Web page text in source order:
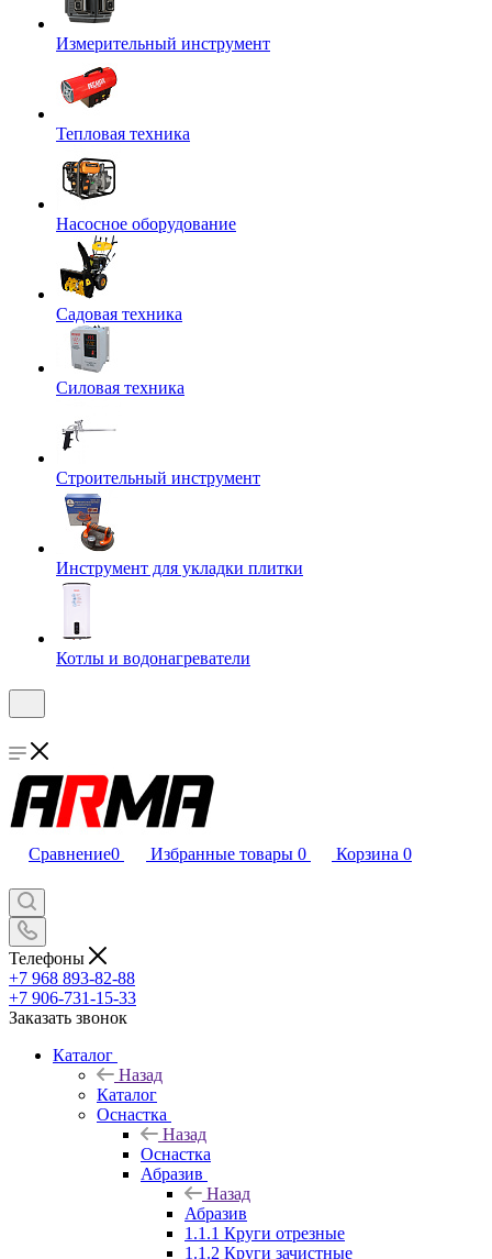
Измерительный инструмент
Тепловая техника
Насосное оборудование
Садовая техника
Силовая техника
Строительный инструмент
Инструмент для укладки плитки
Котлы и водонагреватели
Сравнение0 Избранные товары 0 Корзина 0
Телефоны
+7 968 893-82-88
+7 906-731-15-33
Заказать звонок
Каталог
Назад
Каталог
Оснастка
Назад
Оснастка
Абразив
Назад
Абразив
1.1.1 Круги отрезные
1.1.2 Круги зачистные